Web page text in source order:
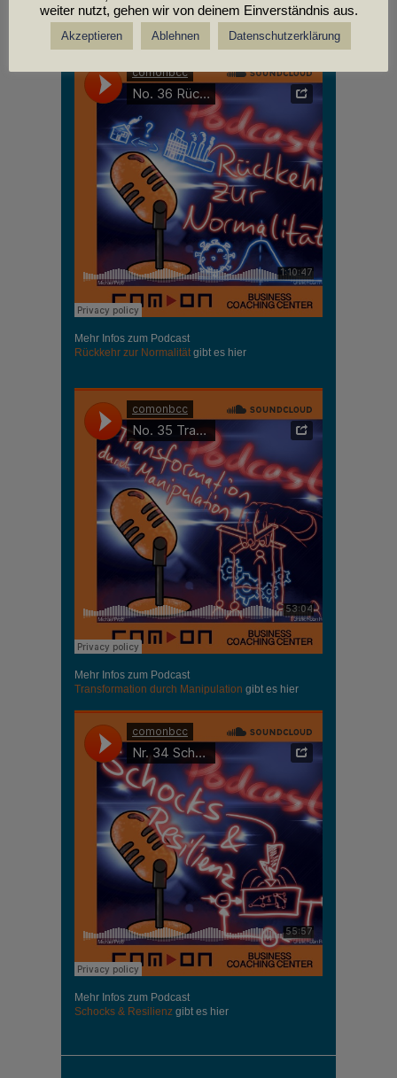
PODCASTS
Mehr Infos zum Podcast
Rückkehr zur Normalitätgibt es hier
Mehr Infos zum Podcast
Transformation durch Manipulation gibt es hier
Mehr Infos zum Podcast
Schocks & Resilienz gibt es hier
weiter nutzt, gehen wir von deinem Einverständnis aus.
Akzeptieren Ablehnen Datenschutzerklärung